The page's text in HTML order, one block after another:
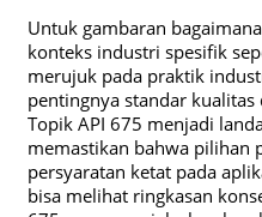
Untuk gambaran
konteks industri spesifik
merujuk pada praktik
pentingnya standar
Topik API 675 menjadi
memastikan bahwa pilihan
persyaratan ketat pada
bisa melihat ringkasan